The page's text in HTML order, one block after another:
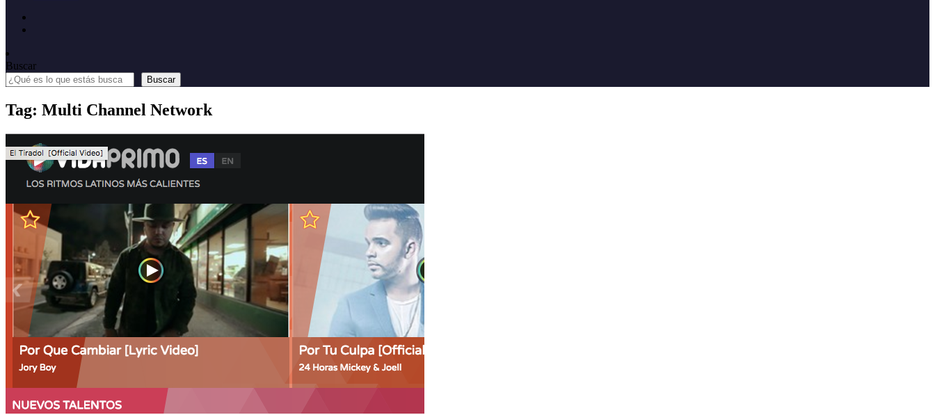
Buscar
Buscar
Tag: Multi Channel Network